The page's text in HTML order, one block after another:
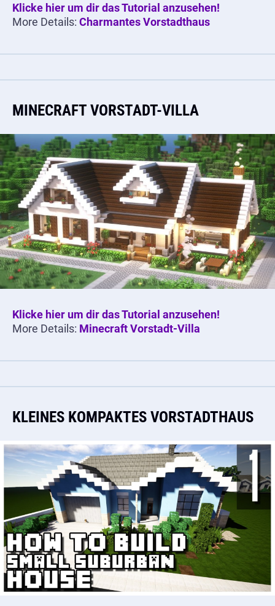
Klicke hier um dir das Tutorial anzusehen!
More Details: Charmantes Vorstadthaus
MINECRAFT VORSTADT-VILLA
Klicke hier um dir das Tutorial anzusehen!
More Details: Minecraft Vorstadt-Villa
KLEINES KOMPAKTES VORSTADTHAUS